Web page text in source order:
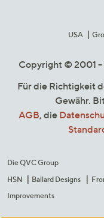
USA
Copyright © 2001 -
Für die Richtigkeit
Gewähr.
AGB, die
Die QVC Group
HSN
Ballard Designs
Improvements